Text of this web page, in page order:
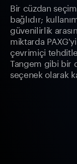
Bir cüzdan
bağlıdır;
güvenilirlik
miktarda
çevrimiçi
Tangem gibi bir
seçenek olarak